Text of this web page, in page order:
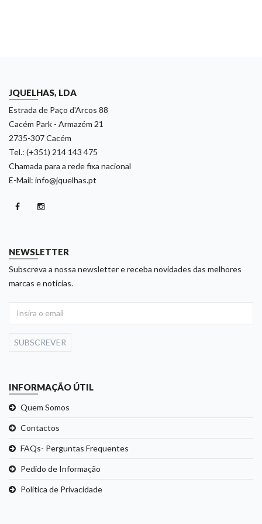
JQUELHAS, LDA
Estrada de Paço d'Arcos 88
Cacém Park - Armazém 21
2735-307 Cacém
Tel.: (+351) 214 143 475
Chamada para a rede fixa nacional
E-Mail: info@jquelhas.pt
NEWSLETTER
Subscreva a nossa newsletter e receba novidades das melhores
marcas e noticias.
SUBSCREVER
INFORMAÇÃO ÚTIL
Quem Somos
Contactos
FAQs- Perguntas Frequentes
Pedido de Informação
Politica de Privacidade